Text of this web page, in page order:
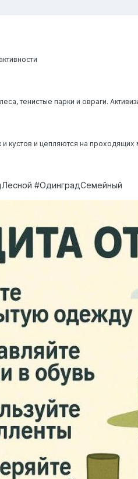
тенистые парки и овраги.
и кустов и цепляются на
#ОдинградСемейный